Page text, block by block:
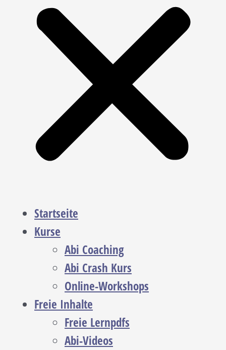
Startseite
Kurse
Abi Coaching
Abi Crash Kurs
Online-Workshops
Freie Inhalte
Freie Lernpdfs
Abi-Videos